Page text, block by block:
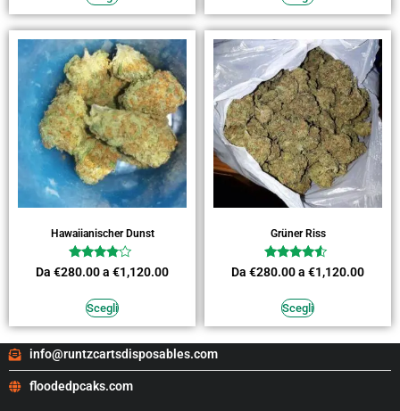
Hawaiianischer Dunst
Valutato
3.64
Da €280.00a €1,120.00
Scegli
Grüner Riss
Valutato
4.27
Da €280.00a €1,120.00
Scegli
info@runtzcartsdisposables.com
floodedpcaks.com